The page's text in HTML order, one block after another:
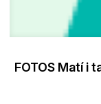
FOTOS Matí i